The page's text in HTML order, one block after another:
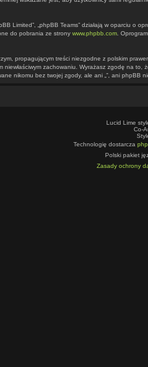
Limited”, „phpBB Teams” działają w
do pobrania ze strony www.phpbb.com .
propagującym treści niezgodne z polskim
zachowaniu. Wyrażasz zgodę na
nikomu bez twojej zgody, ale ani „”, ani phpBB
Lucid Lime
Co-
Technologię dostarcza
Polski pakiet
Zasady ochrony